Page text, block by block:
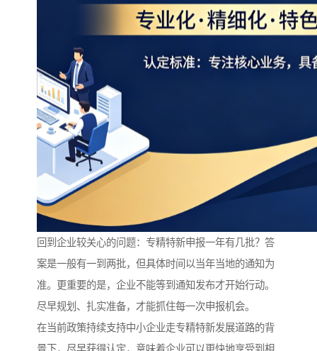
回到企业较关心的问题：专精特新申报一年有几批？答
案是一般有一到两批，但具体时间以当年当地的通知为
准。更重要的是，企业不能等到通知发布才开始行动。
尽早规划、扎实准备，才能抓住每一次申报机会。
在当前政策持续支持中小企业走专精特新发展道路的背